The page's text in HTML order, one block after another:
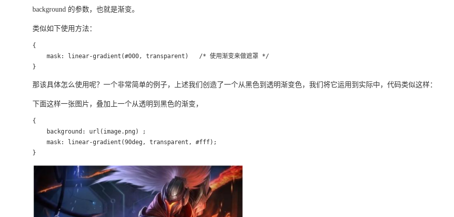
background 的参数，也就是渐变。
类似如下使用方法：
{
    mask: linear-gradient(#000, transparent)   /* 使用渐变来做遮罩 */
}
那该具体怎么使用呢？一个非常简单的例子，上述我们创造了一个从黑色到透明渐变色，我们将它运用到实际中，代码类似这样：
下面这样一张图片，叠加上一个从透明到黑色的渐变，
{
    background: url(image.png) ;
    mask: linear-gradient(90deg, transparent, #fff);
}